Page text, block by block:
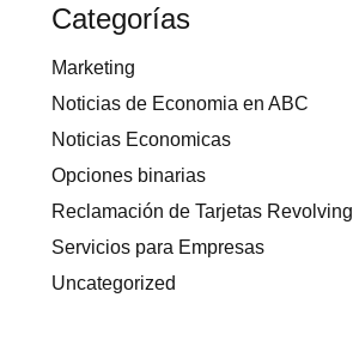
Categorías
Marketing
Noticias de Economia en ABC
Noticias Economicas
Opciones binarias
Reclamación de Tarjetas Revolving
Servicios para Empresas
Uncategorized